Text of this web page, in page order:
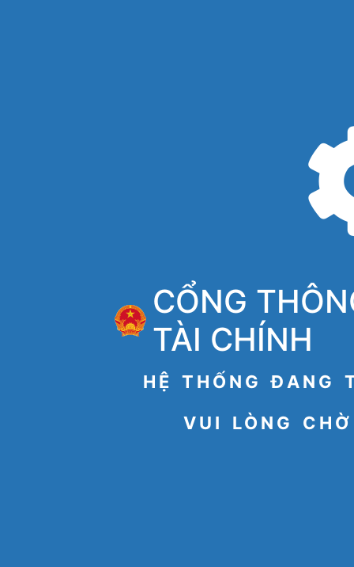
CỔNG
TÀI CHÍNH
HỆ THỐNG ĐANG
VUI LÒNG